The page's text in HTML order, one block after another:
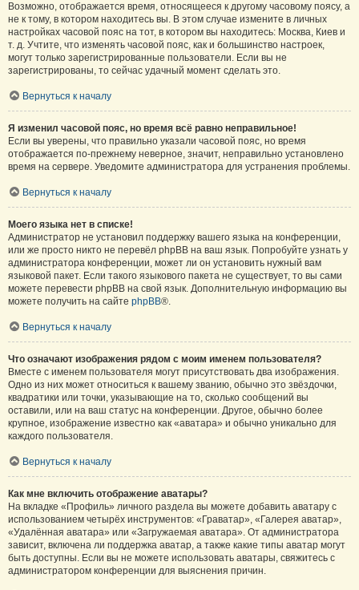
Возможно, отображается время, относящееся к другому часовому поясу, а
не к тому, в котором находитесь вы. В этом случае измените в личных
настройках часовой пояс на тот, в котором вы находитесь: Москва, Киев и
т. д. Учтите, что изменять часовой пояс, как и большинство настроек,
могут только зарегистрированные пользователи. Если вы не
зарегистрированы, то сейчас удачный момент сделать это.
Вернуться к началу
Я изменил часовой пояс, но время всё равно неправильное!
Если вы уверены, что правильно указали часовой пояс, но время
отображается по-прежнему неверное, значит, неправильно установлено
время на сервере. Уведомите администратора для устранения проблемы.
Вернуться к началу
Моего языка нет в списке!
Администратор не установил поддержку вашего языка на конференции,
или же просто никто не перевёл phpBB на ваш язык. Попробуйте узнать у
администратора конференции, может ли он установить нужный вам
языковой пакет. Если такого языкового пакета не существует, то вы сами
можете перевести phpBB на свой язык. Дополнительную информацию вы
можете получить на сайте phpBB®.
Вернуться к началу
Что означают изображения рядом с моим именем пользователя?
Вместе с именем пользователя могут присутствовать два изображения.
Одно из них может относиться к вашему званию, обычно это звёздочки,
квадратики или точки, указывающие на то, сколько сообщений вы
оставили, или на ваш статус на конференции. Другое, обычно более
крупное, изображение известно как «аватара» и обычно уникально для
каждого пользователя.
Вернуться к началу
Как мне включить отображение аватары?
На вкладке «Профиль» личного раздела вы можете добавить аватару с
использованием четырёх инструментов: «Граватар», «Галерея аватар»,
«Удалённая аватара» или «Загружаемая аватара». От администратора
зависит, включена ли поддержка аватар, а также какие типы аватар могут
быть доступны. Если вы не можете использовать аватары, свяжитесь с
администратором конференции для выяснения причин.